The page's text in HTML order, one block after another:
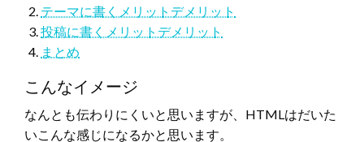
テーマに書くメリットデメリット
投稿に書くメリットデメリット
まとめ
こんなイメージ
なんとも伝わりにくいと思いますが、HTMLはだいた
いこんな感じになるかと思います。